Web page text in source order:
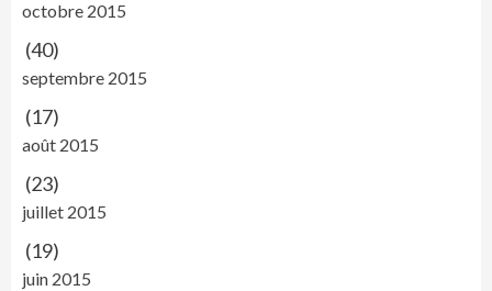
octobre 2015
(40)
septembre 2015
(17)
août 2015
(23)
juillet 2015
(19)
juin 2015